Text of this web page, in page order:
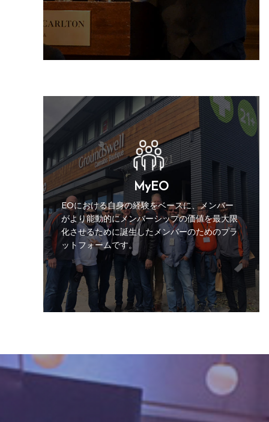
MyEO
EOにおける自身の経験をベースに、メンバー
がより能動的にメンバーシップの価値を最大限
化させるために誕生したメンバーのためのプラ
ットフォームです。